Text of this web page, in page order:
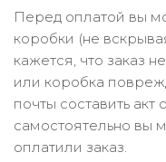
Перед оплатой вы
коробки (не
кажется, что заказ
или коробка
почты составить
самостоятельно вы
оплатили заказ.